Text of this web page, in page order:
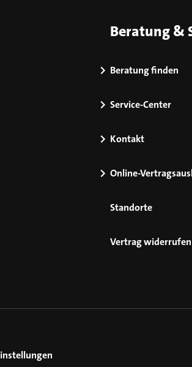
Beratung &
Beratung finden
Service-Center
Kontakt
Online-
Standorte
Vertrag widerrufen